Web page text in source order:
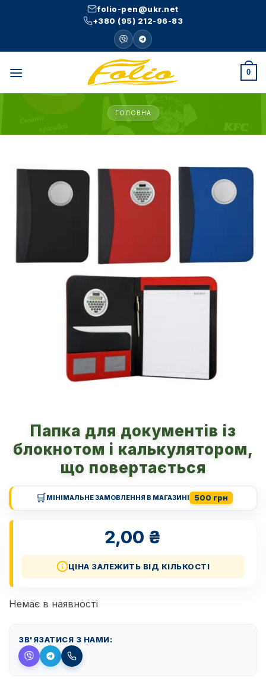
folio-pen@ukr.net
+380 (95) 212-96-83
0
ГОЛОВНА
Папка для документів із
блокнотом і калькулятором,
що повертається
🛒МІНІМАЛЬНЕ ЗАМОВЛЕННЯ В МАГАЗИНІ 500 грн
2,00 ₴
ЦІНА ЗАЛЕЖИТЬ ВІД КІЛЬКОСТІ
Немає в наявності
ЗВ'ЯЗАТИСЯ З НАМИ: